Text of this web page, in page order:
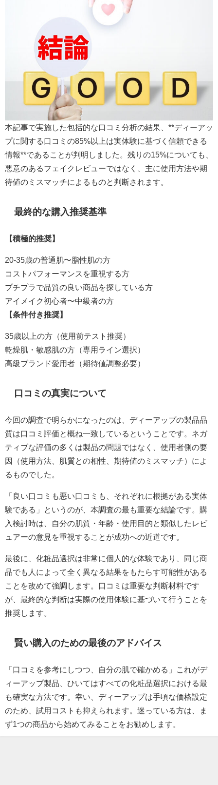
本記事で実施した包括的な口コミ分析の結果、**ディーアッ
プに関する口コミの85%以上は実体験に基づく信頼できる
情報**であることが判明しました。残りの15%についても、
悪意のあるフェイクレビューではなく、主に使用方法や期
待値のミスマッチによるものと判断されます。
最終的な購入推奨基準
【積極的推奨】
20-35歳の普通肌〜脂性肌の方
コストパフォーマンスを重視する方
プチプラで品質の良い商品を探している方
アイメイク初心者〜中級者の方
【条件付き推奨】
35歳以上の方（使用前テスト推奨）
乾燥肌・敏感肌の方（専用ライン選択）
高級ブランド愛用者（期待値調整必要）
口コミの真実について
今回の調査で明らかになったのは、ディーアップの製品品
質は口コミ評価と概ね一致しているということです。ネガ
ティブな評価の多くは製品の問題ではなく、使用者側の要
因（使用方法、肌質との相性、期待値のミスマッチ）によ
るものでした。
「良い口コミも悪い口コミも、それぞれに根拠がある実体
験である」というのが、本調査の最も重要な結論です。購
入検討時は、自分の肌質・年齢・使用目的と類似したレビ
ュアーの意見を重視することが成功への近道です。
最後に、化粧品選択は非常に個人的な体験であり、同じ商
品でも人によって全く異なる結果をもたらす可能性がある
ことを改めて強調します。口コミは重要な判断材料です
が、最終的な判断は実際の使用体験に基づいて行うことを
推奨します。
賢い購入のための最後のアドバイス
「口コミを参考にしつつ、自分の肌で確かめる」これがデ
ィーアップ製品、ひいてはすべての化粧品選択における最
も確実な方法です。幸い、ディーアップは手頃な価格設定
のため、試用コストも抑えられます。迷っている方は、ま
ず1つの商品から始めてみることをお勧めします。